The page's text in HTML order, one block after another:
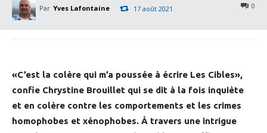
Par Yves Lafontaine 0
17 août 2021
«C’est la colère qui m’a poussée à écrire Les Cibles»,
confie Chrystine Brouillet qui se dit à la fois inquiète
et en colère contre les comportements et les crimes
homophobes et xénophobes. À travers une intrigue